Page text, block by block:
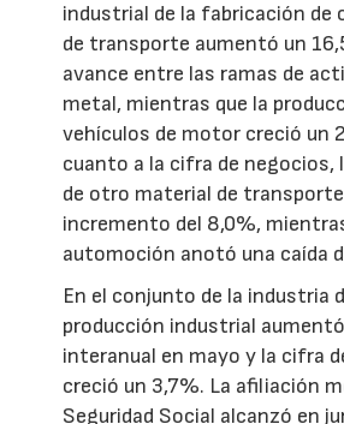
industrial de la fabricación de
de transporte aumentó un
avance entre las ramas de
metal, mientras que la
vehículos de motor creció un
cuanto a la cifra de negocios,
de otro material de
incremento del 8,0%,
automoción anotó una caída
En el conjunto de la industria
producción industrial
interanual en mayo y la cifra
creció un 3,7%. La afiliación
Seguridad Social alcanzó en